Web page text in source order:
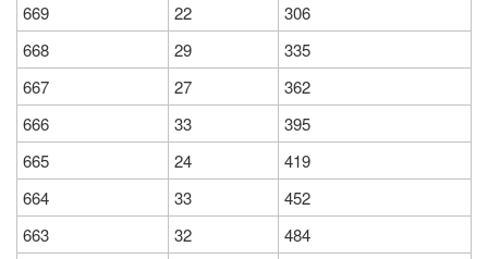
669
22
306
668
29
335
667
27
362
666
33
395
665
24
419
664
33
452
663
32
484